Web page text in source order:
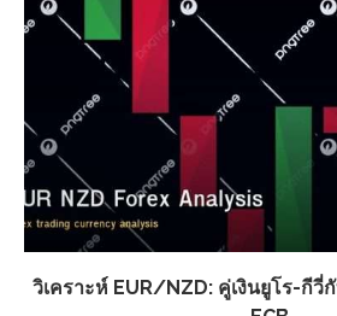
วิเคราะห์ EUR/NZD: คู่เงินยูโร-กีวี่กั